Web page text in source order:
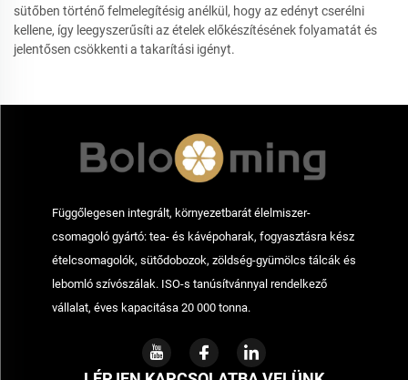
sütőben történő felmelegítésig anélkül, hogy az edényt cserélni
kellene, így leegyszerűsíti az ételek előkészítésének folyamatát és
jelentősen csökkenti a takarítási igényt.
Függőlegesen integrált, környezetbarát élelmiszer-
csomagoló gyártó: tea- és kávépoharak, fogyasztásra kész
ételcsomagolók, sütődobozok, zöldség-gyümölcs tálcák és
lebomló szívószálak. ISO-s tanúsítvánnyal rendelkező
vállalat, éves kapacitása 20 000 tonna.